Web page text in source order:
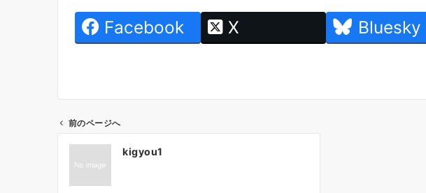
Facebook X Bluesky
投
前のページへ
kigyou1